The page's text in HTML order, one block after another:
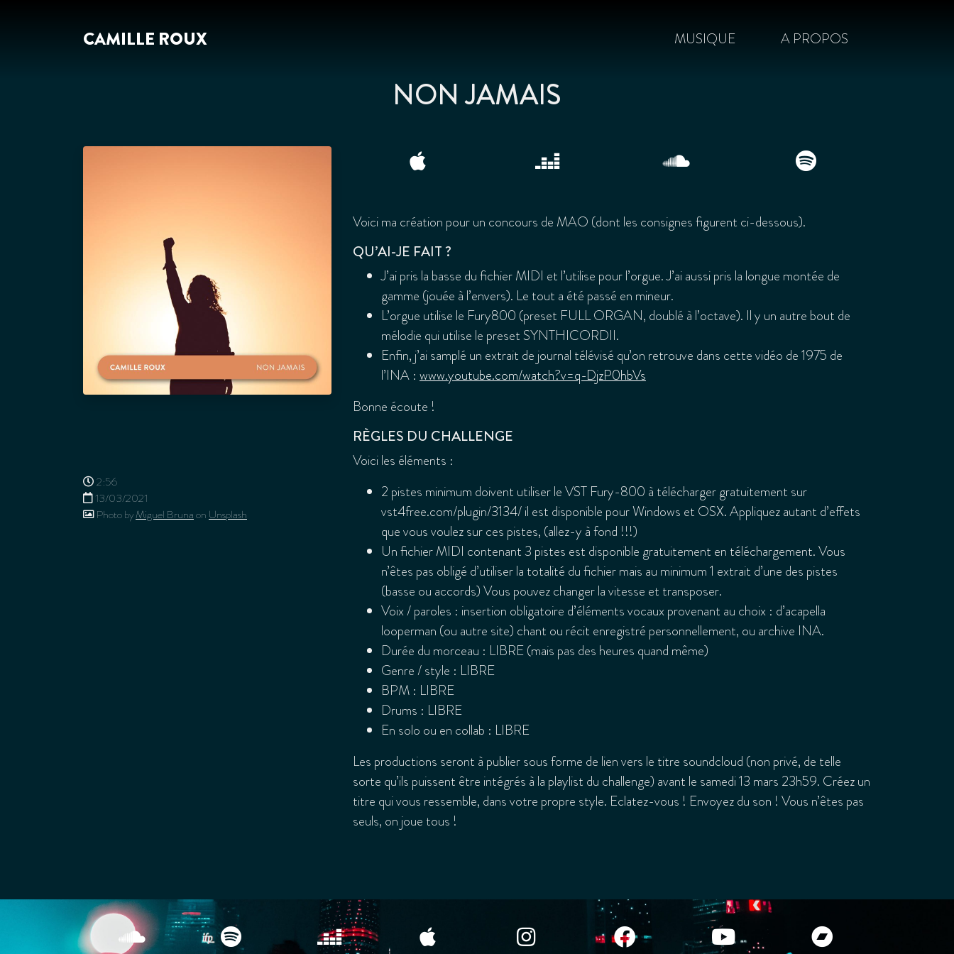
CAMILLE ROUX MUSIQUE A PROPOS
NON JAMAIS
2:56
13/03/2021
Photo byMiguel Brunaon Unsplash
Voici ma création pour un concours de MAO (dont les consignes figurent ci-dessous).
QU’AI-JE FAIT ?
J’ai pris la basse du fichier MIDI et l’utilise pour l’orgue. J’ai aussi pris la longue montée de
gamme (jouée à l’envers). Le tout a été passé en mineur.
L’orgue utilise le Fury800 (preset FULL ORGAN, doublé à l’octave). Il y un autre bout de
mélodie qui utilise le preset SYNTHICORDII.
Enfin, j’ai samplé un extrait de journal télévisé qu’on retrouve dans cette vidéo de 1975 de
l’INA : www.youtube.com/watch?v=q-DjzP0hbVs
Bonne écoute !
RÈGLES DU CHALLENGE
Voici les éléments :
2 pistes minimum doivent utiliser le VST Fury-800 à télécharger gratuitement sur
vst4free.com/plugin/3134/ il est disponible pour Windows et OSX. Appliquez autant d’effets
que vous voulez sur ces pistes, (allez-y à fond !!!)
Un fichier MIDI contenant 3 pistes est disponible gratuitement en téléchargement. Vous
n’êtes pas obligé d’utiliser la totalité du fichier mais au minimum 1 extrait d’une des pistes
(basse ou accords) Vous pouvez changer la vitesse et transposer.
Voix / paroles : insertion obligatoire d’éléments vocaux provenant au choix : d’acapella
looperman (ou autre site) chant ou récit enregistré personnellement, ou archive INA.
Durée du morceau : LIBRE (mais pas des heures quand même)
Genre / style : LIBRE
BPM : LIBRE
Drums : LIBRE
En solo ou en collab : LIBRE
Les productions seront à publier sous forme de lien vers le titre soundcloud (non privé, de telle
sorte qu’ils puissent être intégrés à la playlist du challenge) avant le samedi 13 mars 23h59. Créez un
titre qui vous ressemble, dans votre propre style. Eclatez-vous ! Envoyez du son ! Vous n’êtes pas
seuls, on joue tous !